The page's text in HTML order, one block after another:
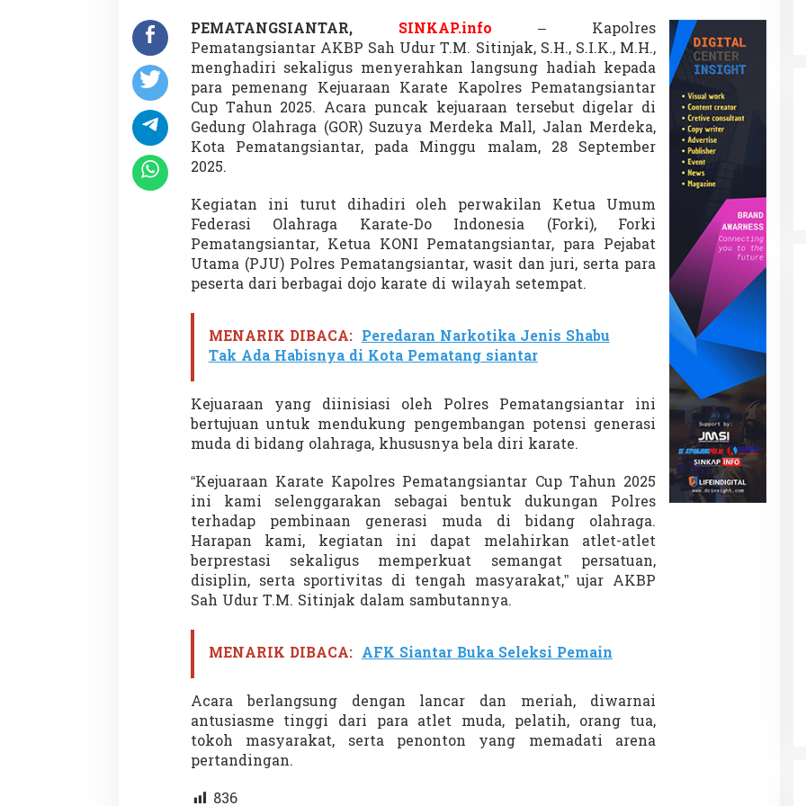
e
,
D
u
k
u
n
g
m
b
i
n
a
a
t
l
e
u
d
a
i
a
a
r
PEMATANGSIANTAR, SINKAP.info – Kapolres
Pematangsiantar AKBP Sah Udur T.M. Sitinjak, S.H., S.I.K., M.H.,
menghadiri sekaligus menyerahkan langsung hadiah kepada
para pemenang Kejuaraan Karate Kapolres Pematangsiantar
Cup Tahun 2025. Acara puncak kejuaraan tersebut digelar di
Gedung Olahraga (GOR) Suzuya Merdeka Mall, Jalan Merdeka,
Kota Pematangsiantar, pada Minggu malam, 28 September
2025.
Kegiatan ini turut dihadiri oleh perwakilan Ketua Umum
Federasi Olahraga Karate-Do Indonesia (Forki), Forki
Pematangsiantar, Ketua KONI Pematangsiantar, para Pejabat
Utama (PJU) Polres Pematangsiantar, wasit dan juri, serta para
peserta dari berbagai dojo karate di wilayah setempat.
MENARIK DIBACA: Peredaran Narkotika Jenis Shabu
Tak Ada Habisnya di Kota Pematang siantar
Kejuaraan yang diinisiasi oleh Polres Pematangsiantar ini
bertujuan untuk mendukung pengembangan potensi generasi
muda di bidang olahraga, khususnya bela diri karate.
“Kejuaraan Karate Kapolres Pematangsiantar Cup Tahun 2025
ini kami selenggarakan sebagai bentuk dukungan Polres
terhadap pembinaan generasi muda di bidang olahraga.
Harapan kami, kegiatan ini dapat melahirkan atlet-atlet
berprestasi sekaligus memperkuat semangat persatuan,
disiplin, serta sportivitas di tengah masyarakat,” ujar AKBP
Sah Udur T.M. Sitinjak dalam sambutannya.
MENARIK DIBACA: AFK Siantar Buka Seleksi Pemain
Acara berlangsung dengan lancar dan meriah, diwarnai
antusiasme tinggi dari para atlet muda, pelatih, orang tua,
tokoh masyarakat, serta penonton yang memadati arena
pertandingan.
836